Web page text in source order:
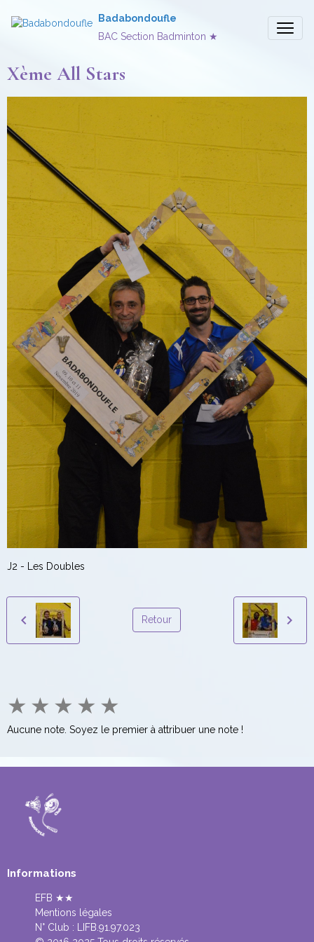
Badabondoufle
BAC Section Badminton ★
Xème All Stars
J2 - Les Doubles
Retour
★ ★ ★ ★ ★
Aucune note. Soyez le premier à attribuer une note !
Informations
EFB ★★
Mentions légales
N° Club :
LIFB.91.97.023